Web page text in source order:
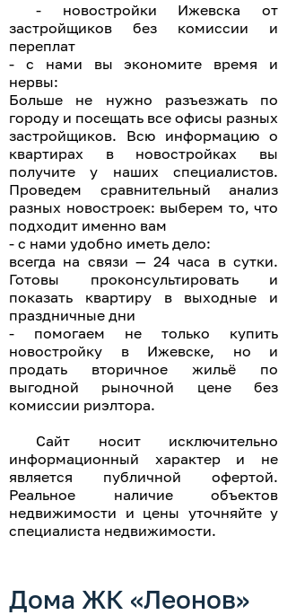
- новостройки Ижевска от
застройщиков без комиссии и
переплат
- с нами вы экономите время и
нервы:
Больше не нужно разъезжать по
городу и посещать все офисы разных
застройщиков. Всю информацию о
квартирах в новостройках вы
получите у наших специалистов.
Проведем сравнительный анализ
разных новостроек: выберем то, что
подходит именно вам
- с нами удобно иметь дело:
всегда на связи — 24 часа в сутки.
Готовы проконсультировать и
показать квартиру в выходные и
праздничные дни
- помогаем не только купить
новостройку в Ижевске, но и
продать вторичное жильё по
выгодной рыночной цене без
комиссии риэлтора.
Сайт носит исключительно
информационный характер и не
является публичной офертой.
Реальное наличие объектов
недвижимости и цены уточняйте у
специалиста недвижимости.
Дома ЖК «Леонов»